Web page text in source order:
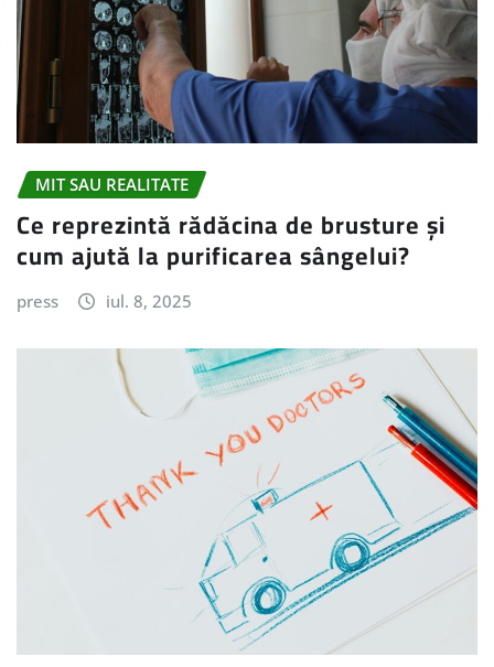
MIT SAU REALITATE
Ce reprezintă rădăcina de brusture și
cum ajută la purificarea sângelui?
press iul. 8, 2025